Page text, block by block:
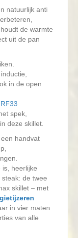
natuurlijk anti
de warmte
uit de pan
in de open
spek,
deze skillet.
handvat
heerlijke
de twee
skillet – met
gietijzeren
in vier maten
van alle